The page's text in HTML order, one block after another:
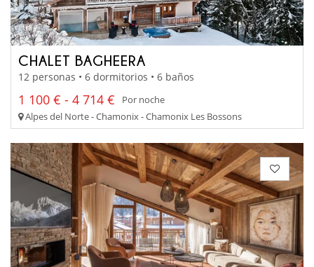
CHALET BAGHEERA
12 personas • 6 dormitorios • 6 baños
1 100 € - 4 714 €
Por noche
Alpes del Norte - Chamonix - Chamonix Les Bossons